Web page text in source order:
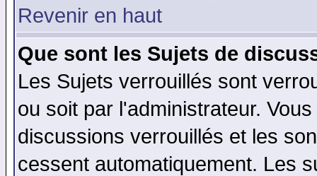
Revenir en haut
Que sont les Sujets de
Les Sujets verrouillés sont
ou soit par l'administrateur.
discussions verrouillés et les
cessent automatiquement. Les